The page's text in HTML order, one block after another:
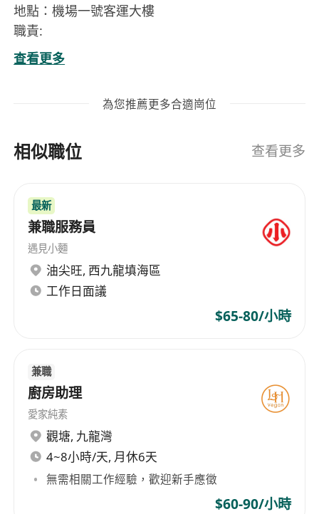
地點：機場一號客運大樓
職責:
• 一般廚務工作 (炒爐，扒爐，麵檔，打荷 )
• 負責中菜廚房出品
全職月薪 $20k ~ $24k (視乎經驗而定)。
工作時間: 工作8.5小時 +1小時用膳時間 ，無落場，
固定通宵更時間：21：00 ~ 06：30
福利:
• 每月6日例假
• 12日有薪年假
• 免費員工膳食
• 通宵更津貼
查看更多
為您推薦更多合適崗位
相似職位 查看更多
最新
兼職服務員
遇見小麵
油尖旺, 西九龍填海區
工作日面議
$65-80/小時
兼職
廚房助理
愛家純素
觀塘, 九龍灣
4~8小時/天, 月休6天
無需相關工作經驗，歡迎新手應徵
$60-90/小時